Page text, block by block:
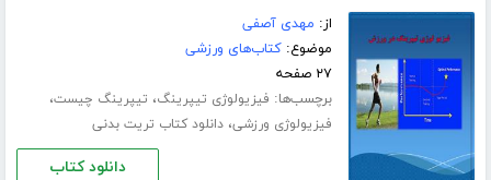
از: مهدی آصفی
موضوع:کتاب‌های ورزشی
۲۷ صفحه
برچسب‌ها: فیزیولوژی تیپرینگ، تیپرینگ چیست،
فیزیولوژی ورزشی،دانلود کتاب تریت بدنی
دانلود کتاب